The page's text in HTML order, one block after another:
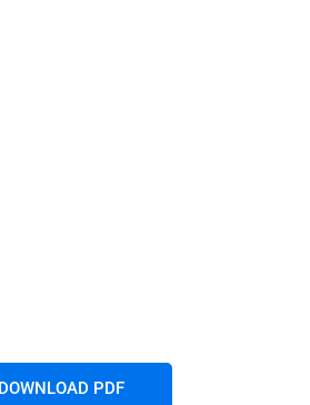
DOWNLOAD PDF